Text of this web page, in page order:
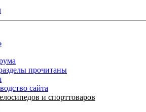
прочитаны
сайта
и спорттоваров